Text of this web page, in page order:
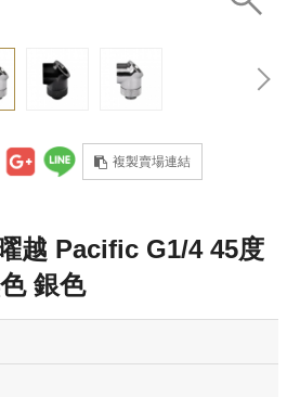
複製賣場連結
越 Pacific G1/4 45度
銀色